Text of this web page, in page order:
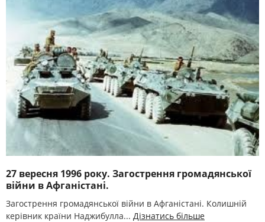
27 вересня 1996 року. Загострення громадянської
війни в Афганістані.
Загострення громадянської війни в Афганістані. Колишній
керівник країни Наджибулла... Дізнатись більше